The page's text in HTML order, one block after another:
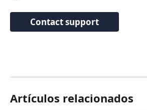
Contact support
Artículos relacionados